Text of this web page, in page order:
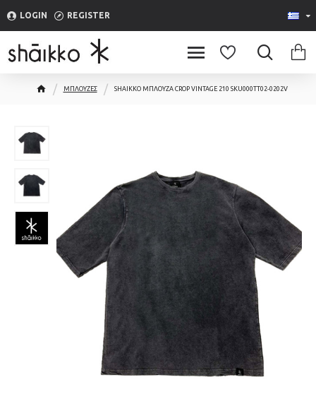
LOGIN REGISTER
ΜΠΛΟΥΖΕΣ SHAIKKO ΜΠΛΟΥΖΑ CROP VINTAGE 210 SKU000TT02-0202V